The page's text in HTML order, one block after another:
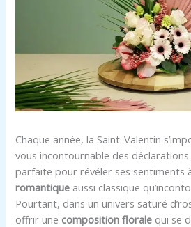
Chaque année, la Saint-Valentin
vous incontournable des déclarations
parfaite pour révéler ses sentiments
romantique aussi classique
Pourtant, dans un univers saturé
offrir une composition florale qui se